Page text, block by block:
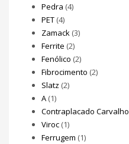
Pedra (4)
PET (4)
Zamack (3)
Ferrite (2)
Fenólico (2)
Fibrocimento (2)
Slatz (2)
A (1)
Contraplacado Carvalho
Viroc (1)
Ferrugem (1)